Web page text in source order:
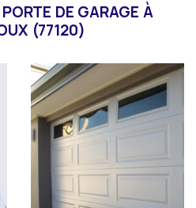
DE GARAGE À
(77120)